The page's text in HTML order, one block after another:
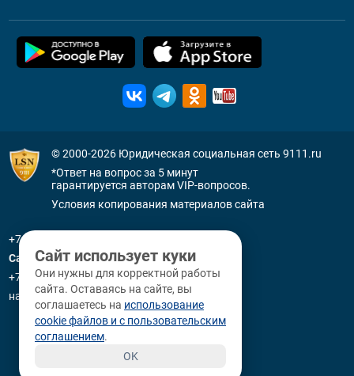
© 2000-2026 Юридическая социальная сеть 9111.ru
*Ответ на вопрос за 5 минут
гарантируется авторам VIP-вопросов.
Условия копирования материалов сайта
+7 (800) 505-91-11
Санкт-Петербург
+7 (812) 336-92-64
наб. р. Фонтанки, д. 59
Сайт использует куки
Они нужны для корректной работы
сайта. Оставаясь на сайте, вы
соглашаетесь на использование
cookie файлов и с пользовательским
соглашением.
OK